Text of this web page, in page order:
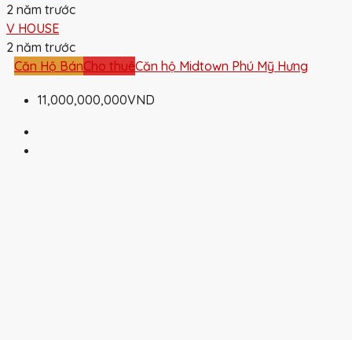
2 năm trước
V HOUSE
2 năm trước
Căn Hộ BánCho thuêCăn hộ Midtown Phú Mỹ Hưng
11,000,000,000VND